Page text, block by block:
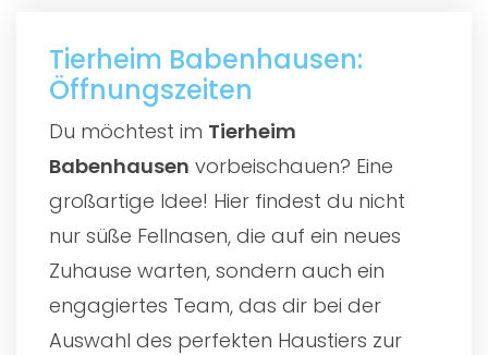
Tierheim Babenhausen:
Öffnungszeiten
Du möchtest im Tierheim
Babenhausen vorbeischauen? Eine
großartige Idee! Hier findest du nicht
nur süße Fellnasen, die auf ein neues
Zuhause warten, sondern auch ein
engagiertes Team, das dir bei der
Auswahl des perfekten Haustiers zur